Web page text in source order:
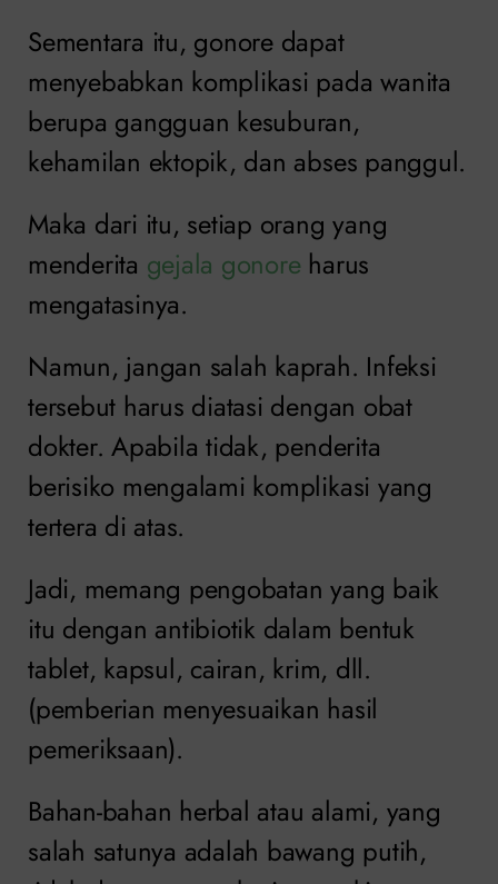
Sementara itu, gonore dapat
menyebabkan komplikasi pada wanita
berupa gangguan kesuburan,
kehamilan ektopik, dan abses panggul.
Maka dari itu, setiap orang yang
menderita gejala gonore harus
mengatasinya.
Namun, jangan salah kaprah. Infeksi
tersebut harus diatasi dengan obat
dokter.Apabila tidak, penderita
berisiko mengalami komplikasi yang
tertera di atas.
Jadi, memang pengobatan yang baik
itu dengan antibiotik dalam bentuk
tablet, kapsul, cairan, krim, dll.
(pemberian menyesuaikan hasil
pemeriksaan).
Bahan-bahan herbal atau alami, yang
salah satunya adalah bawang putih,